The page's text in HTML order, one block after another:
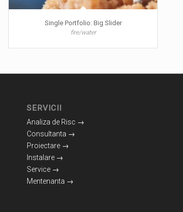
Single Portfolio: Big Slider
fire/water
SERVICII
Analiza de Risc →
Consultanta →
Proiectare →
Instalare →
Service →
Mentenanta →